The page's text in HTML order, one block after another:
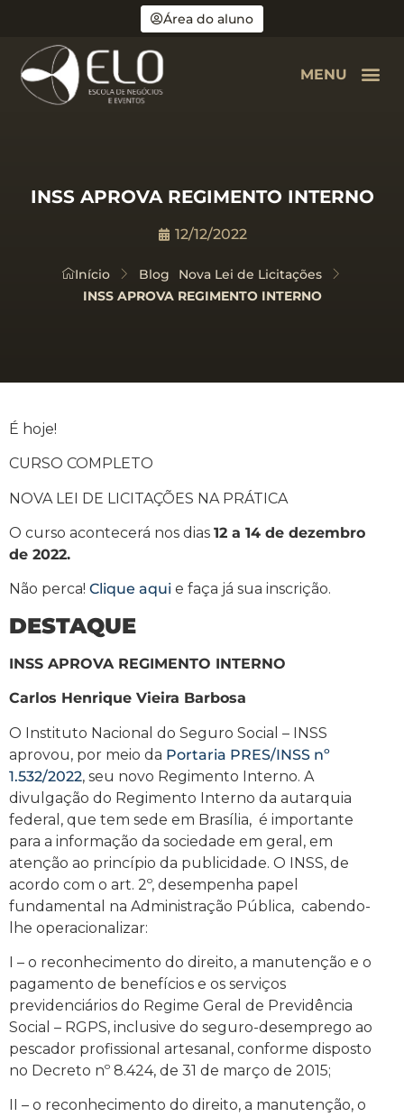
Área do aluno
MENU
INSS APROVA REGIMENTO INTERNO
12/12/2022
Início Blog
Nova Lei de Licitações
INSS APROVA REGIMENTO INTERNO
É hoje!
CURSO COMPLETO
NOVA LEI DE LICITAÇÕES NA PRÁTICA
O curso acontecerá nos dias 12 a 14 de dezembro
de 2022.
Não perca! Clique aqui e faça já sua inscrição.
DESTAQUE
INSS APROVA REGIMENTO INTERNO
Carlos Henrique Vieira Barbosa
O Instituto Nacional do Seguro Social – INSS
aprovou, por meio da Portaria PRES/INSS nº
1.532/2022, seu novo Regimento Interno. A
divulgação do Regimento Interno da autarquia
federal, que tem sede em Brasília, é importante
para a informação da sociedade em geral, em
atenção ao princípio da publicidade. O INSS, de
acordo com o art. 2º, desempenha papel
fundamental na Administração Pública, cabendo-
lhe operacionalizar:
I – o reconhecimento do direito, a manutenção e o
pagamento de benefícios e os serviços
previdenciários do Regime Geral de Previdência
Social – RGPS, inclusive do seguro-desemprego ao
pescador profissional artesanal, conforme disposto
no Decreto nº 8.424, de 31 de março de 2015;
II – o reconhecimento do direito, a manutenção, o